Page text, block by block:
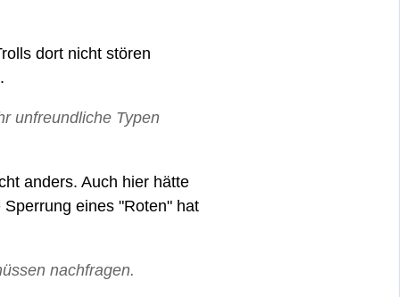
dort nicht stören
unfreundliche Typen
anders. Auch hier hätte
eines "Roten" hat
nachfragen.